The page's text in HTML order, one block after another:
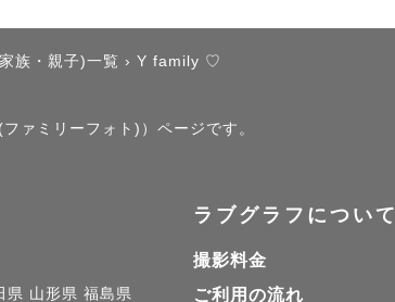
すのでご了承のほどよろしくお願
族・親子)一覧 › Y family ♡
ァミリーフォト)）ページです。
県 山形県 福島県
ラブグラフについて
撮影料金
ご利用の流れ